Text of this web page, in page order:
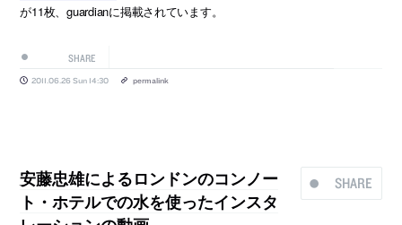
が11枚、guardianに掲載されています。
SHARE
2011.06.26 Sun 14:30 permalink
SHARE
安藤忠雄によるロンドンのコンノー
ト・ホテルでの水を使ったインスタ